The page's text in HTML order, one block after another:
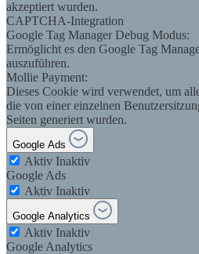
akzeptiert wurden.
CAPTCHA-Integration
Google Tag Manager Debug Modus:
Ermöglicht es den Google Tag
auszuführen.
Mollie Payment:
Dieses Cookie wird verwendet, um
die von einer einzelnen
Seiten generiert wurden.
Google Ads
Aktiv Inaktiv
Google Ads
Aktiv Inaktiv
Google Analytics
Aktiv Inaktiv
Google Analytics